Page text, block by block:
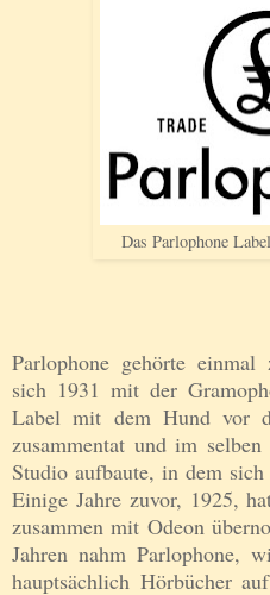
Das Parlophone
Parlophone gehörte
sich 1931 mit der
Label mit dem Hund vor
zusammentat und im
Studio aufbaute, in dem
Einige Jahre zuvor, 1925,
zusammen mit Odeon
Jahren nahm Parlophone,
hauptsächlich Hörbücher